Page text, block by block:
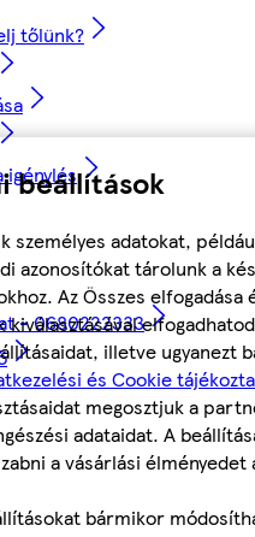
beállítások
személyes adatokat,
azonosítókat tárolunk a
Az Összes elfogadása
illetve ugyanezt
és Cookie
megosztjuk a
adataidat. A
a vásárlási élményedet
bármikor
tőlünk?
igénylés
- 0680222333